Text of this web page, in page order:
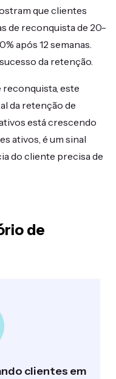
que clientes
de reconquista de 20-
após 12 semanas.
da retenção.
reconquista, este
da retenção de
está crescendo
ativos, é um sinal
do cliente precisa de
de
clientes em